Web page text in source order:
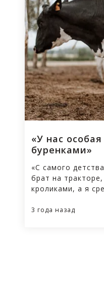
«У нас
буренками»
«С самого
брат на
кроликами, а я
когда я
3 года назад